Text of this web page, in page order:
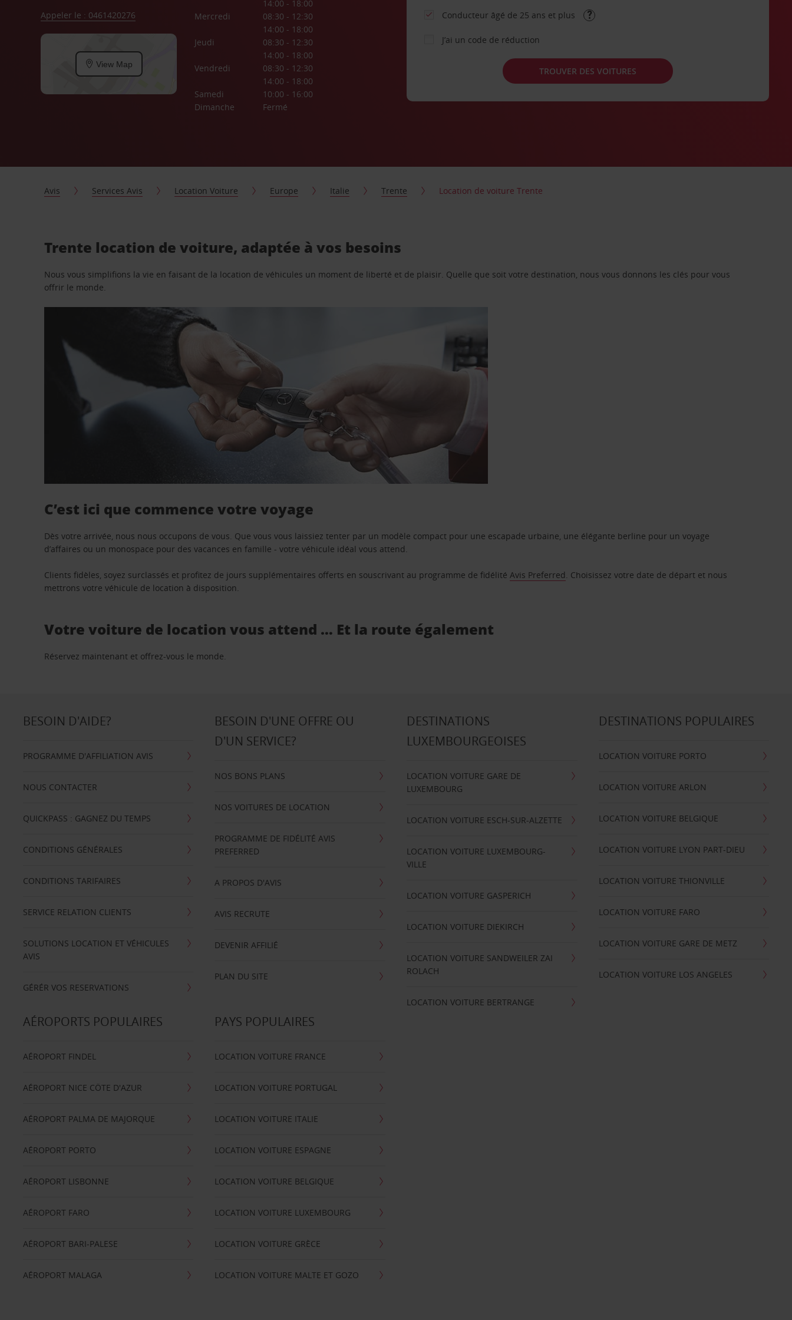
Appeler le : 0461420276
View Map
14:00 - 18:00
Mercredi
08:30 - 12:30
14:00 - 18:00
Jeudi
08:30 - 12:30
14:00 - 18:00
Vendredi
08:30 - 12:30
14:00 - 18:00
Samedi
10:00 - 16:00
Dimanche
Fermé
Conducteur âgé de 25 ans et plus
J’ai un code de réduction
TROUVER DES VOITURES
Avis Services Avis Location Voiture Europe Italie Trente Location de voiture Trente
Trente location de voiture, adaptée à vos besoins
Nous vous simplifions la vie en faisant de la location de véhicules un moment de liberté et de plaisir. Quelle que soit votre destination, nous vous donnons les clés pour vous
offrir le monde.
C’est ici que commence votre voyage
Dès votre arrivée, nous nous occupons de vous. Que vous vous laissiez tenter par un modèle compact pour une escapade urbaine, une élégante berline pour un voyage
d’affaires ou un monospace pour des vacances en famille - votre véhicule idéal vous attend.
Clients fidèles, soyez surclassés et profitez de jours supplémentaires offerts en souscrivant au programme de fidélitéAvis Preferred. Choisissez votre date de départ et nous
mettrons votre véhicule de location à disposition.
Votre voiture de location vous attend … Et la route également
Réservez maintenant et offrez-vous le monde.
BESOIN D'AIDE?
PROGRAMME D'AFFILIATION AVIS
NOUS CONTACTER
QUICKPASS : GAGNEZ DU TEMPS
CONDITIONS GÉNÉRALES
CONDITIONS TARIFAIRES
SERVICE RELATION CLIENTS
SOLUTIONS LOCATION ET VÉHICULES
AVIS
GÉRÉR VOS RESERVATIONS
BESOIN D'UNE OFFRE OU
D'UN SERVICE?
NOS BONS PLANS
NOS VOITURES DE LOCATION
PROGRAMME DE FIDÉLITÉ AVIS
PREFERRED
A PROPOS D'AVIS
AVIS RECRUTE
DEVENIR AFFILIÉ
PLAN DU SITE
DESTINATIONS
LUXEMBOURGEOISES
LOCATION VOITURE GARE DE
LUXEMBOURG
LOCATION VOITURE ESCH-SUR-ALZETTE
LOCATION VOITURE LUXEMBOURG-
VILLE
LOCATION VOITURE GASPERICH
LOCATION VOITURE DIEKIRCH
LOCATION VOITURE SANDWEILER ZAI
ROLACH
LOCATION VOITURE BERTRANGE
DESTINATIONS POPULAIRES
LOCATION VOITURE PORTO
LOCATION VOITURE ARLON
LOCATION VOITURE BELGIQUE
LOCATION VOITURE LYON PART-DIEU
LOCATION VOITURE THIONVILLE
LOCATION VOITURE FARO
LOCATION VOITURE GARE DE METZ
LOCATION VOITURE LOS ANGELES
AÉROPORTS POPULAIRES
AÉROPORT FINDEL
AÉROPORT NICE CÖTE D'AZUR
AÉROPORT PALMA DE MAJORQUE
AÉROPORT PORTO
AÉROPORT LISBONNE
AÉROPORT FARO
AÉROPORT BARI-PALESE
AÉROPORT MALAGA
PAYS POPULAIRES
LOCATION VOITURE FRANCE
LOCATION VOITURE PORTUGAL
LOCATION VOITURE ITALIE
LOCATION VOITURE ESPAGNE
LOCATION VOITURE BELGIQUE
LOCATION VOITURE LUXEMBOURG
LOCATION VOITURE GRÈCE
LOCATION VOITURE MALTE ET GOZO